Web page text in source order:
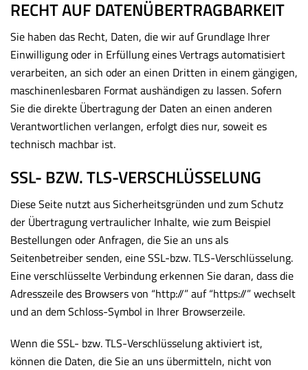
RECHT AUF DATENÜBERTRAGBARKEIT
Sie haben das Recht, Daten, die wir auf Grundlage Ihrer
Einwilligung oder in Erfüllung eines Vertrags automatisiert
verarbeiten, an sich oder an einen Dritten in einem gängigen,
maschinenlesbaren Format aushändigen zu lassen. Sofern
Sie die direkte Übertragung der Daten an einen anderen
Verantwortlichen verlangen, erfolgt dies nur, soweit es
technisch machbar ist.
SSL- BZW. TLS-VERSCHLÜSSELUNG
Diese Seite nutzt aus Sicherheitsgründen und zum Schutz
der Übertragung vertraulicher Inhalte, wie zum Beispiel
Bestellungen oder Anfragen, die Sie an uns als
Seitenbetreiber senden, eine SSL-bzw. TLS-Verschlüsselung.
Eine verschlüsselte Verbindung erkennen Sie daran, dass die
Adresszeile des Browsers von “http://” auf “https://” wechselt
und an dem Schloss-Symbol in Ihrer Browserzeile.
Wenn die SSL- bzw. TLS-Verschlüsselung aktiviert ist,
können die Daten, die Sie an uns übermitteln, nicht von